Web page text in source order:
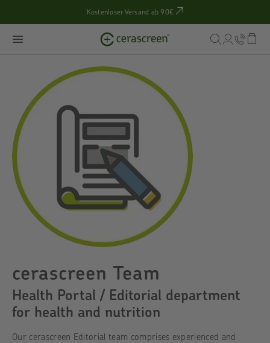
Kostenloser Versand ab 90€
cerascreen Team
Health Portal / Editorial department
for health and nutrition
Our cerascreen Editorial team comprises experienced and